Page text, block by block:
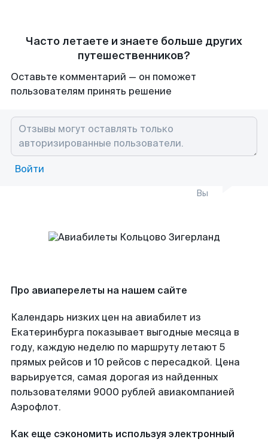
Часто летаете и знаете больше других
путешественников?
Оставьте комментарий — он поможет
пользователям принять решение
Войти
Вы
Про авиаперелеты на нашем сайте
Календарь низких цен на авиабилет из
Екатеринбурга показывает выгодные месяца в
году, каждую неделю по маршруту летают 5
прямых рейсов и 10 рейсов с пересадкой. Цена
варьируется, самая дорогая из найденных
пользователями 9000 рублей авиакомпанией
Аэрофлот.
Как еще сэкономить используя электронный